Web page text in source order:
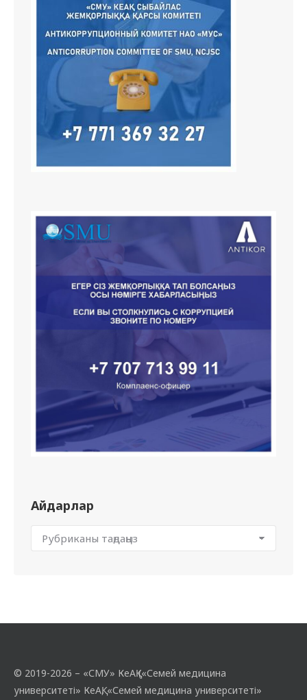
Айдарлар
© 2019-2026 – «СМУ» КеАҚ («Семей медицина
университеті» КеАҚ, «Семей медицина университеті»